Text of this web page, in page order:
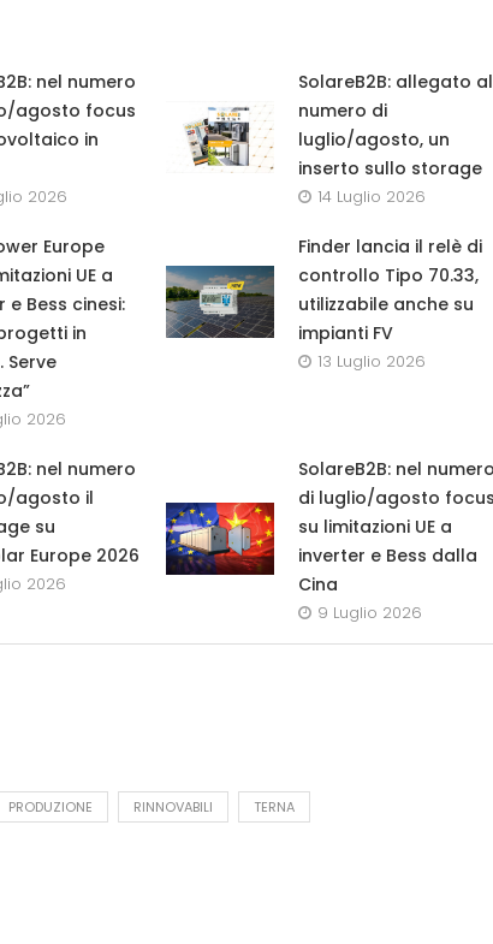
nel numero
agosto focus
in
2026
SolareB2B: allegato al
numero di
luglio/agosto, un
inserto sullo storage
14 Luglio 2026
Europe
UE a
e Bess cinesi:
in
Serve
2026
Finder lancia il relè di
controllo Tipo 70.33,
utilizzabile anche su
impianti FV
13 Luglio 2026
nel numero
agosto il
su
Europe 2026
2026
SolareB2B: nel numero
di luglio/agosto focus
su limitazioni UE a
inverter e Bess dalla
Cina
9 Luglio 2026
PRODUZIONE RINNOVABILI TERNA